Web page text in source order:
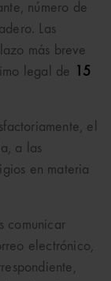
número de
Las
más breve
legal de
15
el
a las
en materia
comunicar
electrónico,